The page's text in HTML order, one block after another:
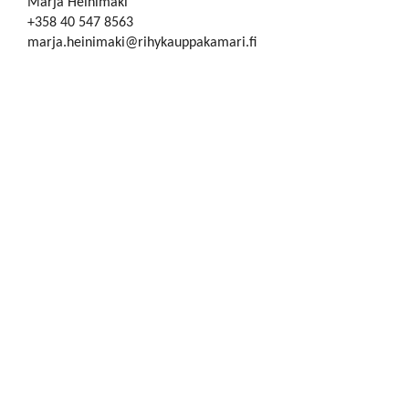
+358 40 547 8563
marja.heinimaki­@rihykauppakamari.fi